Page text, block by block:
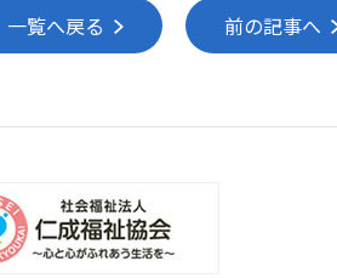
一覧へ戻る 前の記事へ